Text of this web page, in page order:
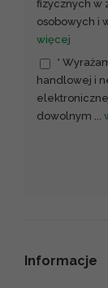
fizycznych w
osobowych i
więcej
*
handlowej i
dowolnym ...
Informacje